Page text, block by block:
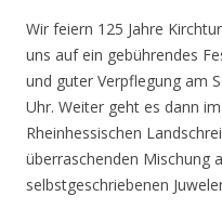
Wir feiern 125 Jahre
uns auf ein gebührendes
und guter Verpflegung am
Uhr. Weiter geht es dann
Rheinhessischen
überraschenden Mischung
selbstgeschriebenen